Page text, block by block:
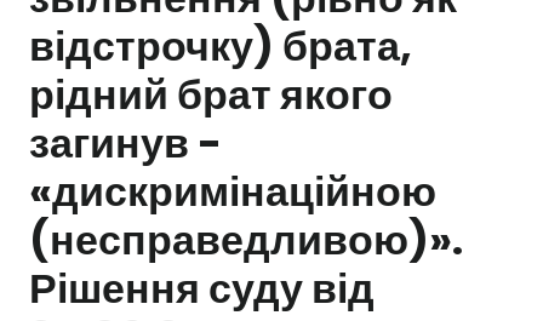
Залишити заявку
відстрочку) брата,
рідний брат якого
загинув -
«дискримінаційною
(несправедливою)».
Рішення суду від